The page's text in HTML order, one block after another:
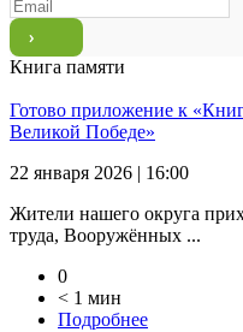
Книга памяти
Готово приложение к
Великой Победе»
22 января 2026 | 16:00
Жители нашего округа
труда, Вооружённых ...
0
< 1 мин
Подробнее